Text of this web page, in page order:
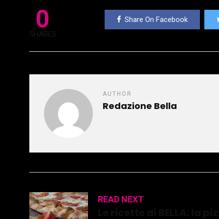
0
SHARES
Share On Facebook
AUTHOR
Redazione Bella
READ NEXT